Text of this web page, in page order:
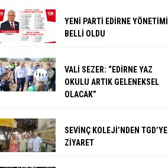
YENİ PARTİ EDİRNE YÖNETİMİ
BELLİ OLDU
VALİ SEZER: “EDİRNE YAZ
OKULU ARTIK GELENEKSEL
OLACAK”
SEVİNÇ KOLEJİ’NDEN TGD’YE
ZİYARET